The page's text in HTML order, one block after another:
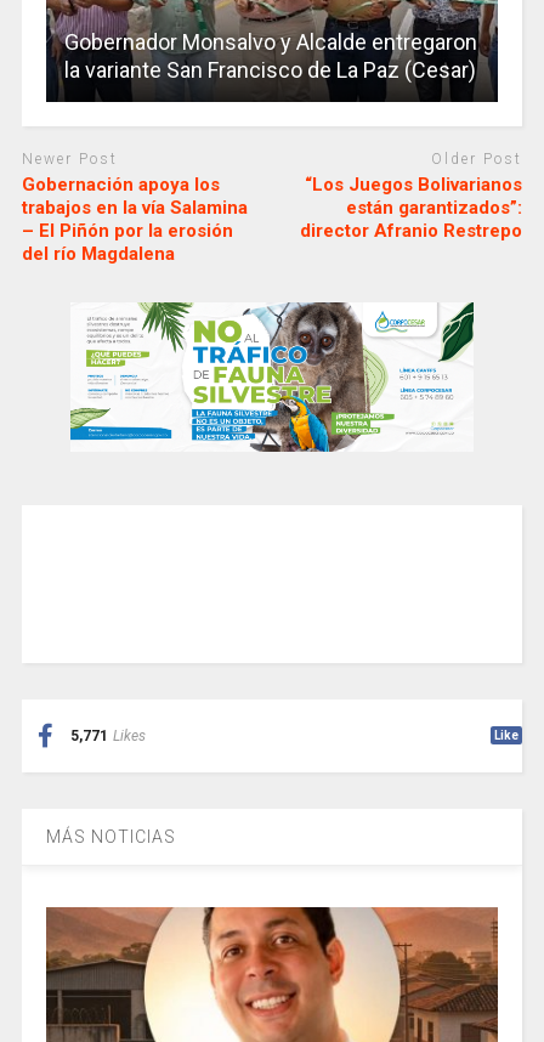
Gobernador Monsalvo y Alcalde entregaron
la variante San Francisco de La Paz (Cesar)
Newer Post
Gobernación apoya los
trabajos en la vía Salamina
– El Piñón por la erosión
del río Magdalena
Older Post
“Los Juegos Bolivarianos
están garantizados”:
director Afranio Restrepo
5,771 Likes Like
MÁS NOTICIAS